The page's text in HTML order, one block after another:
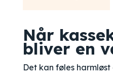
Når
bliver en
Det kan føles